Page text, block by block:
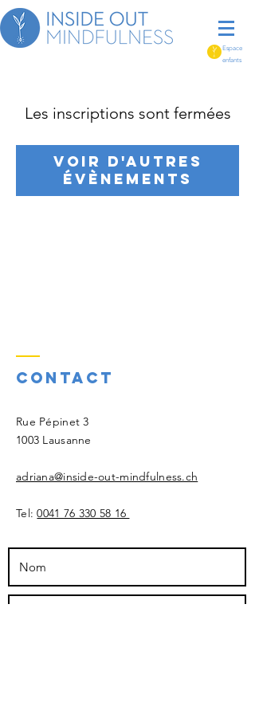
Espace
enfants
Les inscriptions sont fermées
Voir d'autres
évènements
Contact
​Rue Pépinet 3
1003 Lausanne
adriana@inside-out-mindfulness.ch
Tel:0041 76 330 58 16